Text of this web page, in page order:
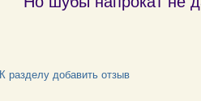
К разделу добавить отзыв